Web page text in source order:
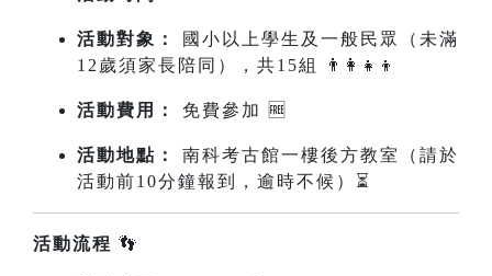
活動對象：
國小以上學生及一般民眾（未滿
12歲須家長陪同），共15組 👨‍👩‍👧‍👦
活動費用： 免費參加 🆓
活動地點：
南科考古館一樓後方教室（請於
活動前10分鐘報到，逾時不候）⏳
活動流程 👣